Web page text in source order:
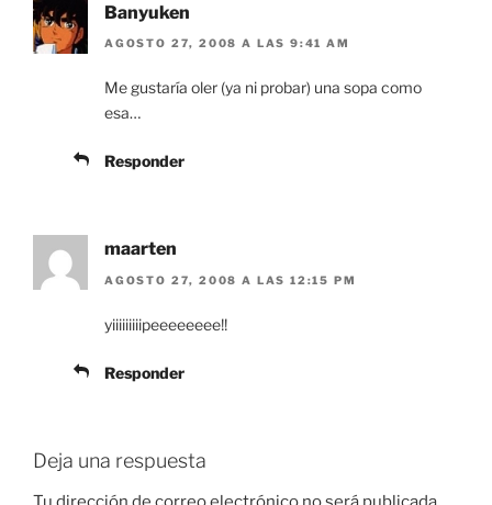
Banyuken
AGOSTO 27, 2008 A LAS 9:41 AM
Me gustaría oler (ya ni probar) una sopa como
esa…
Responder
maarten
AGOSTO 27, 2008 A LAS 12:15 PM
yiiiiiiiiipeeeeeeee!!
Responder
Deja una respuesta